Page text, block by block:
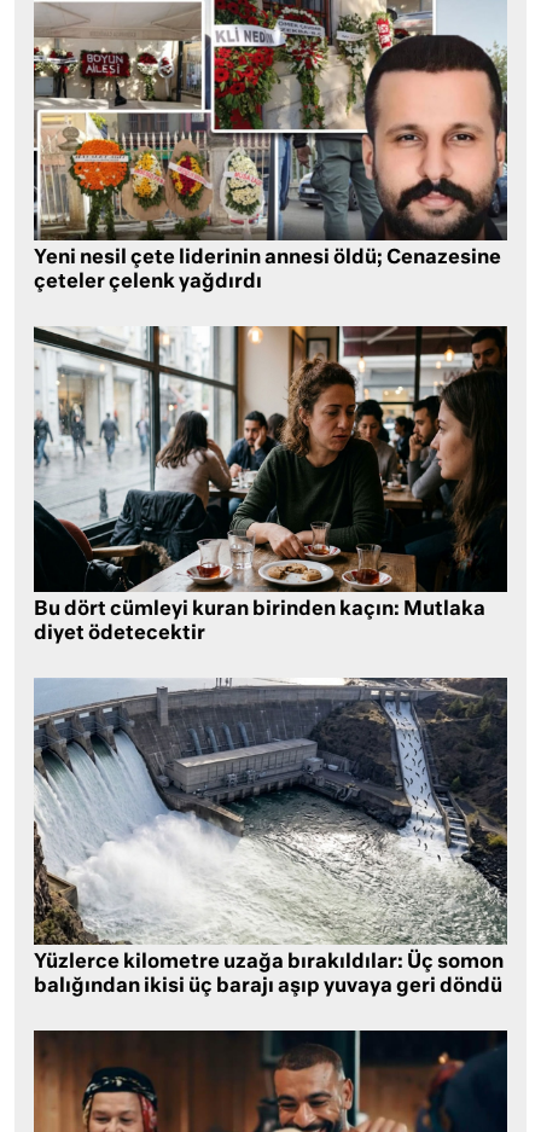
Yeni nesil çete liderinin annesi öldü; Cenazesine
çeteler çelenk yağdırdı
Bu dört cümleyi kuran birinden kaçın: Mutlaka
diyet ödetecektir
Yüzlerce kilometre uzağa bırakıldılar: Üç somon
balığından ikisi üç barajı aşıp yuvaya geri döndü